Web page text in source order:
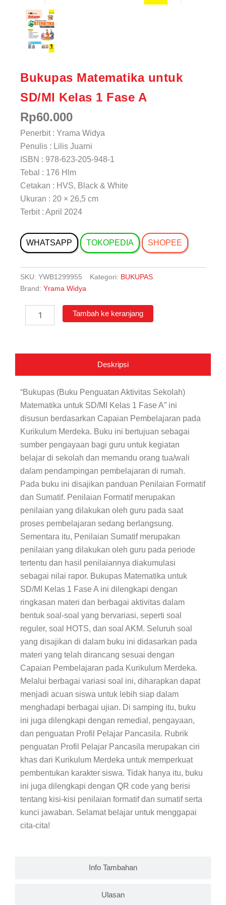
Bukupas Matematika untuk
SD/MI Kelas 1 Fase A
Rp60.000
Penerbit : Yrama Widya
Penulis : Lilis Juarni
ISBN : 978-623-205-948-1
Tebal : 176 Hlm
Cetakan : HVS, Black & White
Ukuran : 20 × 26,5 cm
Terbit : April 2024
WHATSAPP TOKOPEDIA SHOPEE
SKU: YWB1299955 Kategori: BUKUPAS
Brand: Yrama Widya
Bukupas
A
Tambah ke keranjang
Deskripsi
Info Tambahan
Ulasan
“Bukupas (Buku Penguatan Aktivitas Sekolah)
Matematika untuk SD/MI Kelas 1 Fase A” ini
disusun berdasarkan Capaian Pembelajaran pada
Kurikulum Merdeka. Buku ini bertujuan sebagai
sumber pengayaan bagi guru untuk kegiatan
belajar di sekolah dan memandu orang tua/wali
dalam pendampingan pembelajaran di rumah.
Pada buku ini disajikan panduan Penilaian Formatif
dan Sumatif. Penilaian Formatif merupakan
penilaian yang dilakukan oleh guru pada saat
proses pembelajaran sedang berlangsung.
Sementara itu, Penilaian Sumatif merupakan
penilaian yang dilakukan oleh guru pada periode
tertentu dan hasil penilaiannya diakumulasi
sebagai nilai rapor. Bukupas Matematika untuk
SD/MI Kelas 1 Fase A ini dilengkapi dengan
ringkasan materi dan berbagai aktivitas dalam
bentuk soal-soal yang bervariasi, seperti soal
reguler, soal HOTS, dan soal AKM. Seluruh soal
yang disajikan di dalam buku ini didasarkan pada
materi yang telah dirancang sesuai dengan
Capaian Pembelajaran pada Kurikulum Merdeka.
Melalui berbagai variasi soal ini, diharapkan dapat
menjadi acuan siswa untuk lebih siap dalam
menghadapi berbagai ujian. Di samping itu, buku
ini juga dilengkapi dengan remedial, pengayaan,
dan penguatan Profil Pelajar Pancasila. Rubrik
penguatan Profil Pelajar Pancasila merupakan ciri
khas dari Kurikulum Merdeka untuk memperkuat
pembentukan karakter siswa. Tidak hanya itu, buku
ini juga dilengkapi dengan QR code yang berisi
tentang kisi-kisi penilaian formatif dan sumatif serta
kunci jawaban. Selamat belajar untuk menggapai
cita-cita!